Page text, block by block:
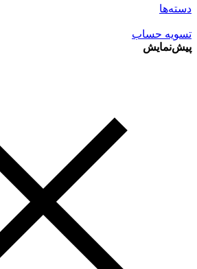
دسته‌ها
تسویه حساب
پیش‌نمایش